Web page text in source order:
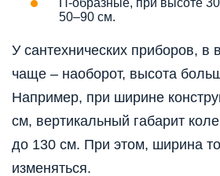
50–90 см.
У сантехнических приборов, в
чаще – наоборот, высота
Например, при ширине
см, вертикальный габарит
до 130 см. При этом, ширина
изменяться.